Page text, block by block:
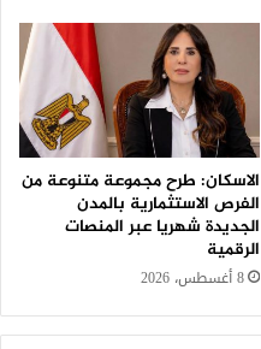
الاسكان: طرح مجموعة متنوعة من
الفرص الاستثمارية بالمدن
الجديدة شهريا عبر المنصات
الرقمية
8 أغسطس، 2026